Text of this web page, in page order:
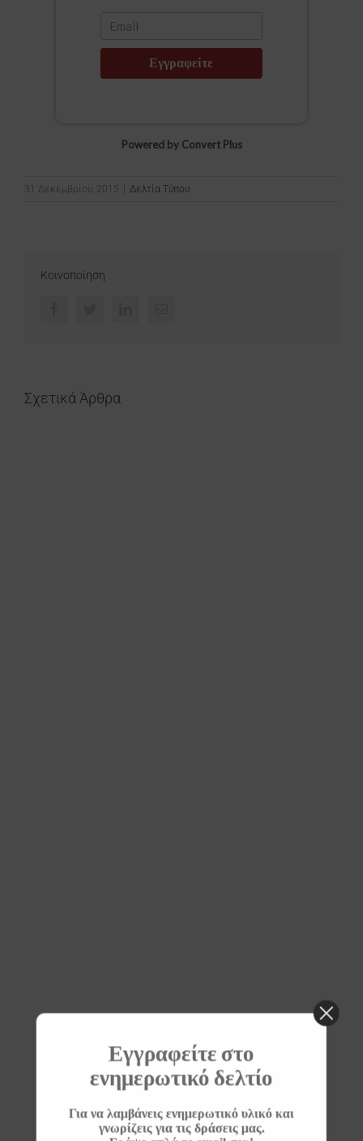
Εγγραφείτε
Powered by Convert Plus
31 Δεκεμβρίου, 2015 Δελτία Τύπου
Κοινοποίηση
Σχετικά Άρθρα
Εγγραφείτε στο
ενημερωτικό δελτίο
Για να λαμβάνεις ενημερωτικό υλικό και
γνωρίζεις για τις δράσεις μας.